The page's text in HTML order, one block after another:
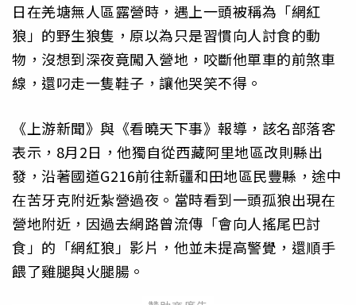
日在羌塘無人區露營時，遇上一頭被稱為「網紅
狼」的野生狼隻，原以為只是習慣向人討食的動
物，沒想到深夜竟闖入營地，咬斷他單車的前煞車
線，還叼走一隻鞋子，讓他哭笑不得。
《上游新聞》與《看曉天下事》報導，該名部落客
表示，8月2日，他獨自從西藏阿里地區改則縣出
發，沿著國道G216前往新疆和田地區民豐縣，途中
在苦牙克附近紮營過夜。當時看到一頭孤狼出現在
營地附近，因過去網路曾流傳「會向人搖尾巴討
食」的「網紅狼」影片，他並未提高警覺，還順手
餵了雞腿與火腿腸。